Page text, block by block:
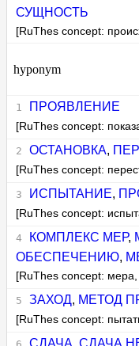
СУЩНОСТЬ
[RuThes concept:
hyponym
ПРОЯВЛЕНИЕ
[RuThes concept:
ОСТАНОВКА,
[RuThes concept:
ИСПЫТАНИЕ,
[RuThes concept:
КОМПЛЕКС МЕР,
ОБЕСПЕЧЕНИЮ,
[RuThes concept:
ЗАХОД, МЕТОД
[RuThes concept: